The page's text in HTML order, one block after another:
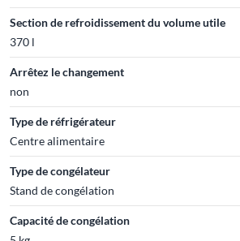
Section de refroidissement du volume utile
370 l
Arrêtez le changement
non
Type de réfrigérateur
Centre alimentaire
Type de congélateur
Stand de congélation
Capacité de congélation